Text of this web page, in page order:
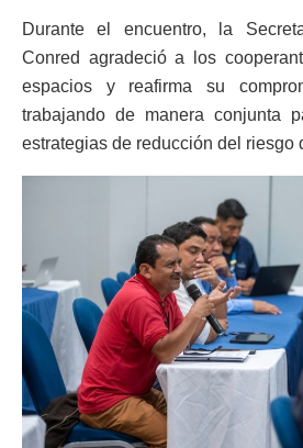
Durante el encuentro, la
Conred agradeció a los
espacios y reafirma su
trabajando de manera conjunta
estrategias de reducción del riesgo